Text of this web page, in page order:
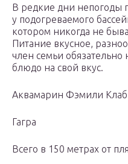
В редкие дни непогоды
у подогреваемого
котором никогда не
Питание вкусное,
член семьи
блюдо на свой вкус.
Аквамарин Фэмили Клаб
Гагра
Всего в 150 метрах от